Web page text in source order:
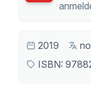
2019
ISBN: